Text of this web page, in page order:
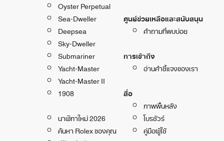
Oyster Perpetual
Sea-Dweller
Deepsea
Sky-Dweller
Submariner
Yacht-Master
Yacht-Master II
1908
นาฬิกาใหม่ 2026
ค้นหา Rolex ของคุณ
ศูนย์ช่วยเหลือและสนับสนุน
คำถามที่พบบ่อย
การเข้าถึง
อ่านคำชี้แจงของเรา
สื่อ
ภาพพื้นหลัง
โบรชัวร์
คู่มือผู้ใช้